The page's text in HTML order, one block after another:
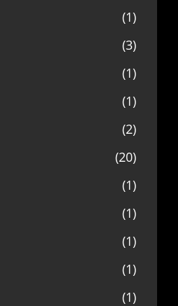
(1)
(3)
(1)
(1)
(2)
(20)
(1)
(1)
(1)
(1)
(1)